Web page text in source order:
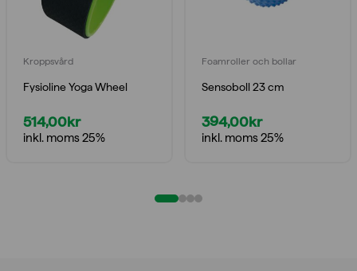
Kroppsvård
Fysioline Yoga Wheel
514,00kr
inkl. moms 25%
Foamroller och bollar
Sensoboll 23 cm
394,00kr
inkl. moms 25%